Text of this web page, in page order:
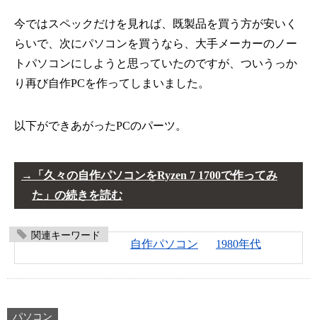
今ではスペックだけを見れば、既製品を買う方が安いく
らいで、次にパソコンを買うなら、大手メーカーのノー
トパソコンにしようと思っていたのですが、ついうっか
り再び自作PCを作ってしまいました。
以下ができあがったPCのパーツ。
「久々の自作パソコンをRyzen 7 1700で作ってみ
た」の続きを読む
関連キーワード
自作パソコン 1980年代
パソコン